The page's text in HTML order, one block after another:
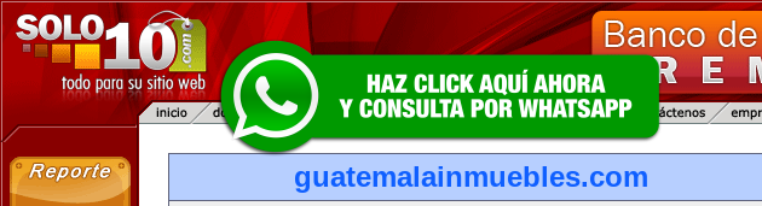
guatemalainmuebles.com